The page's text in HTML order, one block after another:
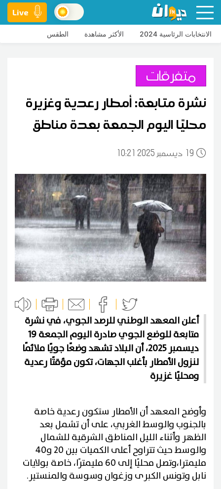
Live
الانتخابات الرئاسية 2024 الأكثر مشاهدة الطقس
متفرقات
نشرة متابعة: أمطار رعدية وغزيرة
محليًا اليوم الجمعة بعدة مناطق
19 10:21 2025 ديسمبر
أعلن المعهد الوطني للرصد الجوي، في نشرة
متابعة للوضع الجوي صادرة اليوم الجمعة 19
ديسمبر 2025، أن البلاد تشهد وضعًا جويًا ملائمًا
لنزول الأمطار بأغلب الجهات، تكون مؤقتًا رعدية
ومحليًا غزيرة
وأوضح المعهد أن الأمطار ستكون رعدية خاصة
بالجنوب والوسط الغربي، على أن تشمل بعد
الظهر وأثناء الليل المناطق الشرقية للشمال
والوسط حيث تتراوح أعلى الكميات بين 20 و40
مليمترا،وتصل محليًا إلى 60 مليمترًا، خاصة بولايات
نابل وتونس الكبرى وزغوان وسوسة والمنستير.